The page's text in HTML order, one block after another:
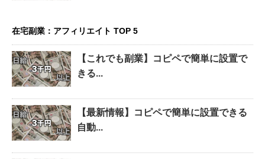
在宅副業：アフィリエイト TOP 5
【これでも副業】コピペで簡単に設置で
きる...
【最新情報】コピペで簡単に設置できる
自動...